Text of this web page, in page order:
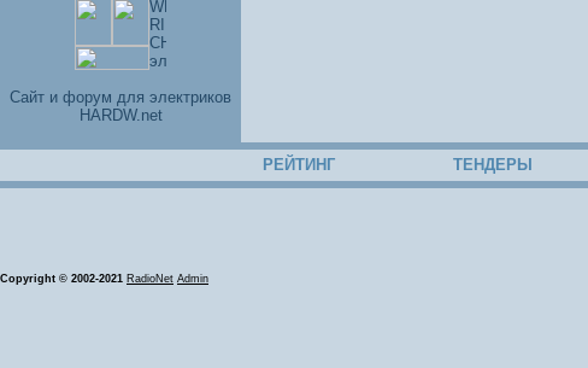
Cайт и форум для электриков
HARDW.net
РЕЙТИНГ ТЕНДЕРЫ
Copyright © 2002-2021 RadioNet Admin